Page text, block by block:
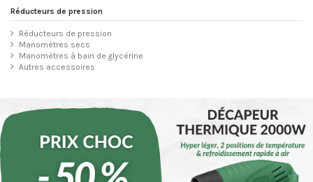
Réducteurs de pression
Réducteurs de pression
Manomètres secs
Manomètres à bain de glycérine
Autres accessoires